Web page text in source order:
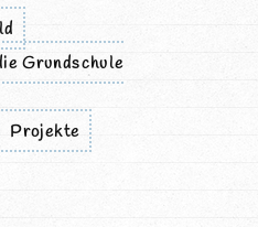
Grundschule
Projekte